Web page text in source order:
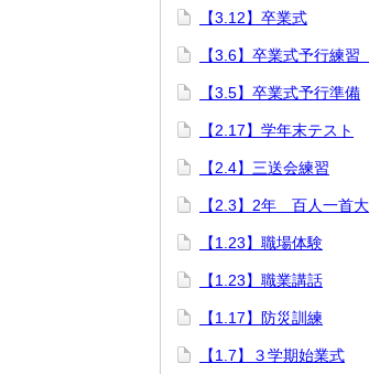
【3.12】卒業式
【3.6】卒業式予行練
【3.5】卒業式予行準備
【2.17】学年末テスト
【2.4】三送会練習
【2.3】2年 百人一首
【1.23】職場体験
【1.23】職業講話
【1.17】防災訓練
【1.7】３学期始業式